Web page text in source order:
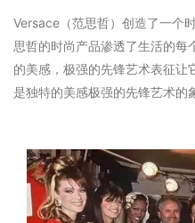
Versace（范思哲）创造了一个
思哲的时尚产品渗透了生活的每
的美感，极强的先锋艺术表征让
是独特的美感极强的先锋艺术的